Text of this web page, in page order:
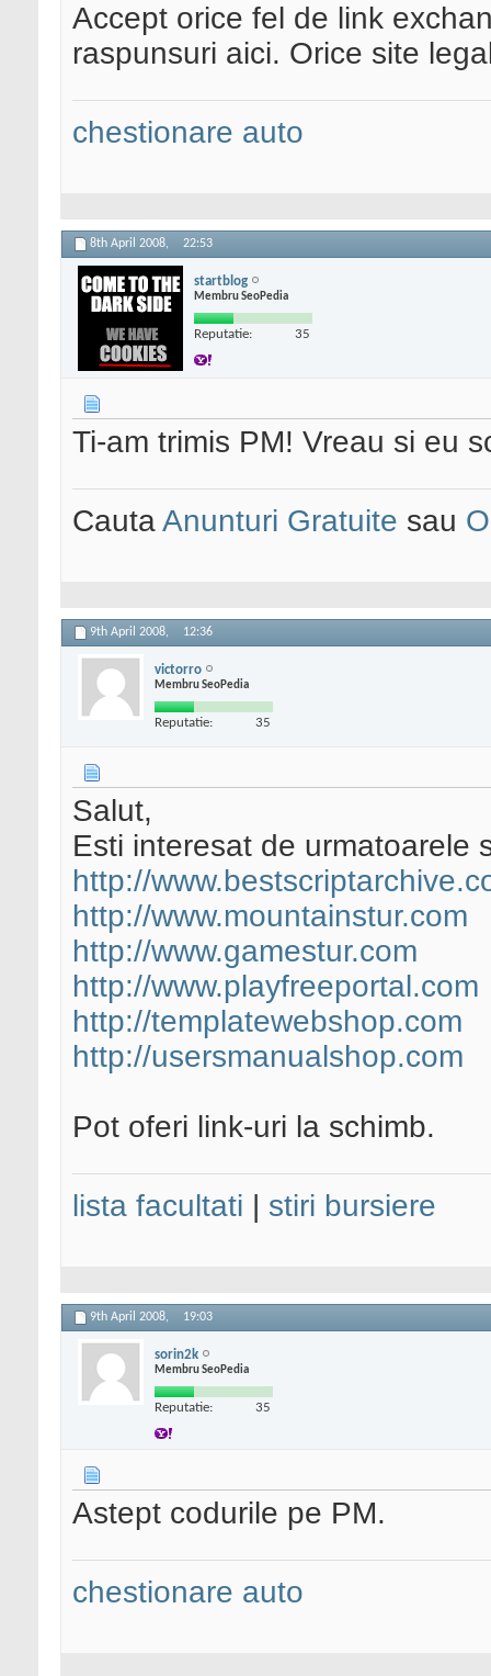
Accept orice fel de link
raspunsuri aici. Orice site
chestionare auto
8th April 2008, 22:53
startblog
Membru SeoPedia
Reputatie: 35
Ti-am trimis PM! Vreau si eu
CautaAnunturi Gratuite sau
9th April 2008, 12:36
victorro
Membru SeoPedia
Reputatie: 35
Salut,
Esti interesat de urmatoarele
http://
http://www.mountainstur.com
http://www.gamestur.com
http://www.playfreeportal.com
http://templatewebshop.com
http://usersmanualshop.com
Pot oferi link-uri la schimb.
lista facultati stiri bursiere
9th April 2008, 19:03
sorin2k
Membru SeoPedia
Reputatie: 35
Astept codurile pe PM.
chestionare auto